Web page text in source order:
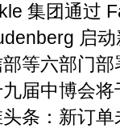
集团通过
启
等六部门
届中博会
头条：新订